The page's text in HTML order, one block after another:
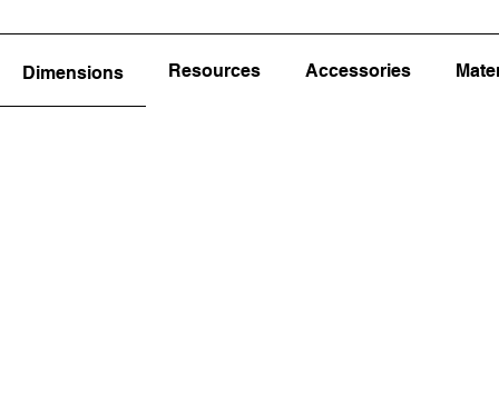
Dimensions Resources Accessories